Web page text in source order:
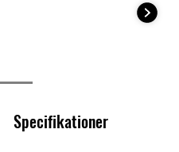
Specifikationer